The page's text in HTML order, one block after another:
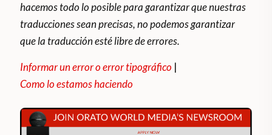
hacemos todo lo posible para garantizar que nuestras
traducciones sean precisas, no podemos garantizar
que la traducción esté libre de errores.
Informar un error o error tipográfico |
Como lo estamos haciendo